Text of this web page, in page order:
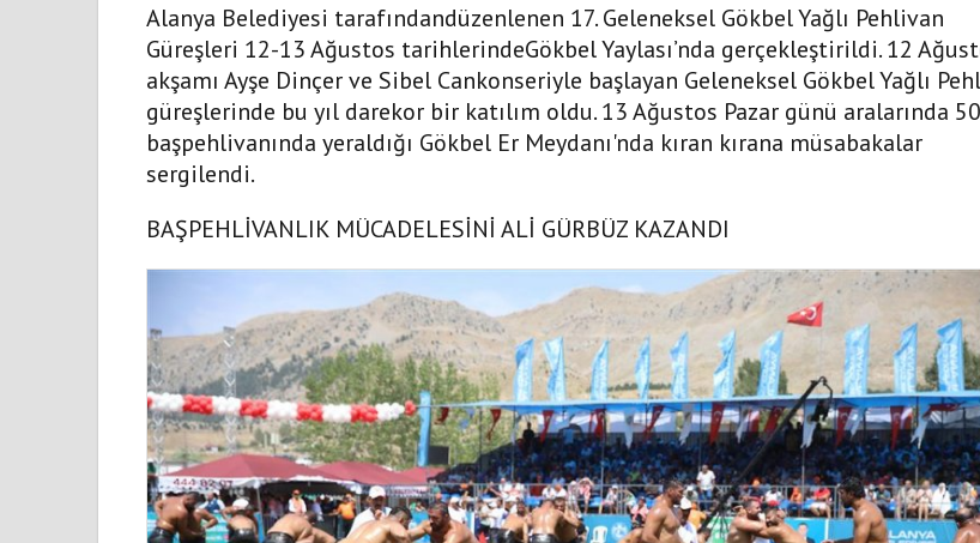
Alanya Belediyesi tarafındandüzenlenen 17. Geleneksel Gökbel Yağlı Pehlivan
Güreşleri 12-13 Ağustos tarihlerindeGökbel Yaylası’nda gerçekleştirildi. 12
akşamı Ayşe Dinçer ve Sibel Cankonseriyle başlayan Geleneksel Gökbel Yağlı
güreşlerinde bu yıl darekor bir katılım oldu. 13 Ağustos Pazar günü aralarında 50
başpehlivanında yeraldığı Gökbel Er Meydanı'nda kıran kırana müsabakalar
sergilendi.
BAŞPEHLİVANLIK MÜCADELESİNİ ALİ GÜRBÜZ KAZANDI